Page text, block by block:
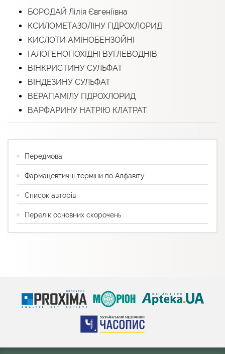
БОРОДАЙ Лілія Євгеніївна
КСИЛОМЕТАЗОЛІНУ ГІДРОХЛОРИД
КИСЛОТИ АМІНОБЕНЗОЙНІ
ГАЛОГЕНОПОХІДНІ ВУГЛЕВОДНІВ
ВІНКРИСТИНУ СУЛЬФАТ
ВІНДЕЗИНУ СУЛЬФАТ
ВЕРАПАМІЛУ ГІДРОХЛОРИД
ВАРФАРИНУ НАТРІЮ КЛАТРАТ
Передмова
Фармацевтичні терміни по Алфавіту
Список авторів
Перелік основних скорочень